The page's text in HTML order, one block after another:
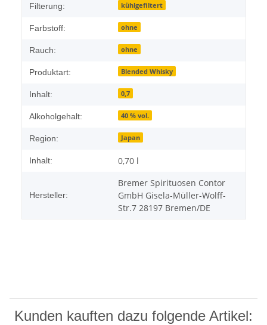
Filterung: kühlgefiltert
Farbstoff: ohne
Rauch: ohne
Produktart: Blended Whisky
Inhalt: 0,7
Alkoholgehalt: 40 % vol.
Region: Japan
Inhalt: 0,70 l
Hersteller:
Bremer Spirituosen Contor
GmbH Gisela-Müller-Wolff-
Str.7 28197 Bremen/DE
Kunden kauften dazu folgende Artikel: